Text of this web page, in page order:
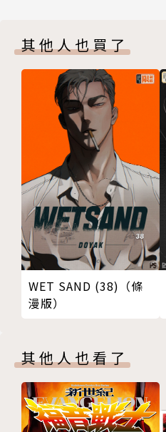
其他人也買了
WET SAND (38)（條
漫版）
其他人也看了